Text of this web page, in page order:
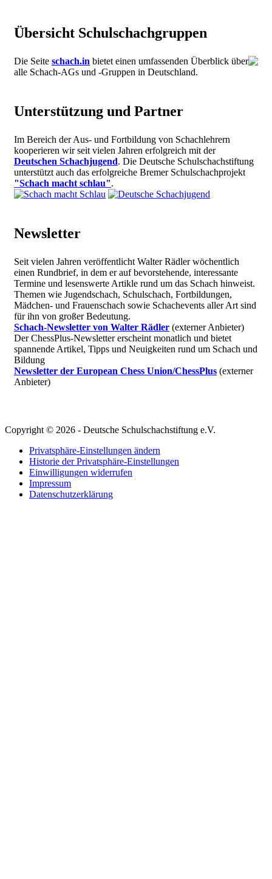
Übersicht Schulschachgruppen
Die Seite schach.in bietet einen umfassenden Überblick über
alle Schach-AGs und -Gruppen in Deutschland.
Unterstützung und Partner
Im Bereich der Aus- und Fortbildung von Schachlehrern
kooperieren wir seit vielen Jahren erfolgreich mit der
Deutschen Schachjugend. Die Deutsche Schulschachstiftung
unterstützt auch das erfolgreiche Bremer Schulschachprojekt
"Schach macht schlau".
Newsletter
Seit vielen Jahren veröffentlicht Walter Rädler wöchentlich
einen Rundbrief, in dem er auf bevorstehende, interessante
Termine und lesenswerte Artikle rund um das Schach hinweist.
Themen wie Jugendschach, Schulschach, Fortbildungen,
Mädchen- und Frauenschach sowie Schachevents aller Art sind
für ihn von großer Bedeutung.
Schach-Newsletter von Walter Rädler (externer Anbieter)
Der ChessPlus-Newsletter erscheint monatlich und bietet
spannende Artikel, Tipps und Neuigkeiten rund um Schach und
Bildung
Newsletter der European Chess Union/ChessPlus (externer
Anbieter)
Copyright © 2026 - Deutsche Schulschachstiftung e.V.
Privatsphäre-Einstellungen ändern
Historie der Privatsphäre-Einstellungen
Einwilligungen widerrufen
Impressum
Datenschutzerklärung